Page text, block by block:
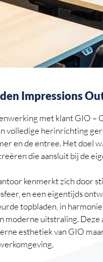
Impressions
met klant GIO –
volledige herinrichting
en de entree. Het doel
die aansluit bij de
kenmerkt zich door
en een eigentijds
topbladen, in
moderne uitstraling.
esthetiek van GIO